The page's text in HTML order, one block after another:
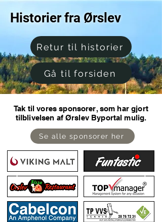
Historier fra Ørslev
Retur til historier
Gå til forsiden
Tak til vores sponsorer, som har gjort
tilblivelsen af Ørslev Byportal mulig.
Se alle sponsorer her